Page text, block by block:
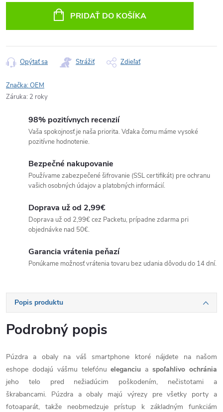
PRIDAŤ DO KOŠÍKA
Opýtať sa Strážiť Zdieľať
Značka:OEM
Záruka: 2 roky
98% pozitívnych recenzií
Vaša spokojnosť je naša priorita. Vďaka čomu máme vysoké
pozitívne hodnotenie.
Bezpečné nakupovanie
Používame zabezpečené šifrovanie (SSL certifikát) pre ochranu
vašich osobných údajov a platobných informácií.
Doprava už od 2,99€
Doprava už od 2,99€ cez Packetu, prípadne zdarma pri
objednávke nad 50€.
Garancia vrátenia peňazí
Ponúkame možnosť vrátenia tovaru bez udania dôvodu do 14 dní.
Popis produktu
Podrobný popis
Púzdra a obaly na váš smartphone ktoré nájdete na našom
eshope dodajú vášmu telefónueleganciu aspoľahlivo ochránia
jeho telo pred nežiadúcim poškodením, nečistotami a
škrabancami. Púzdra a obaly majú výrezy pre všetky porty a
fotoaparát, takže neobmedzuje prístup k základným funkciám